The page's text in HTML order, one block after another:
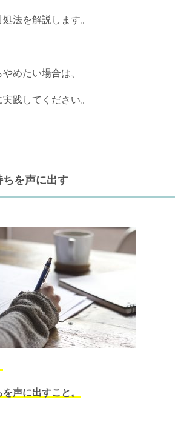
法を解説します。
めたい場合は、
践してください。
ちを声に出す
声に出すこと。